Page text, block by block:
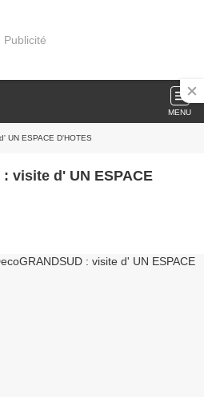
Publicité
MENU
UN ESPACE D'HOTES
visite d' UN ESPACE